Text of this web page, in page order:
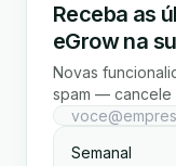
Receba as
eGrow na
Novas
spam — cancele